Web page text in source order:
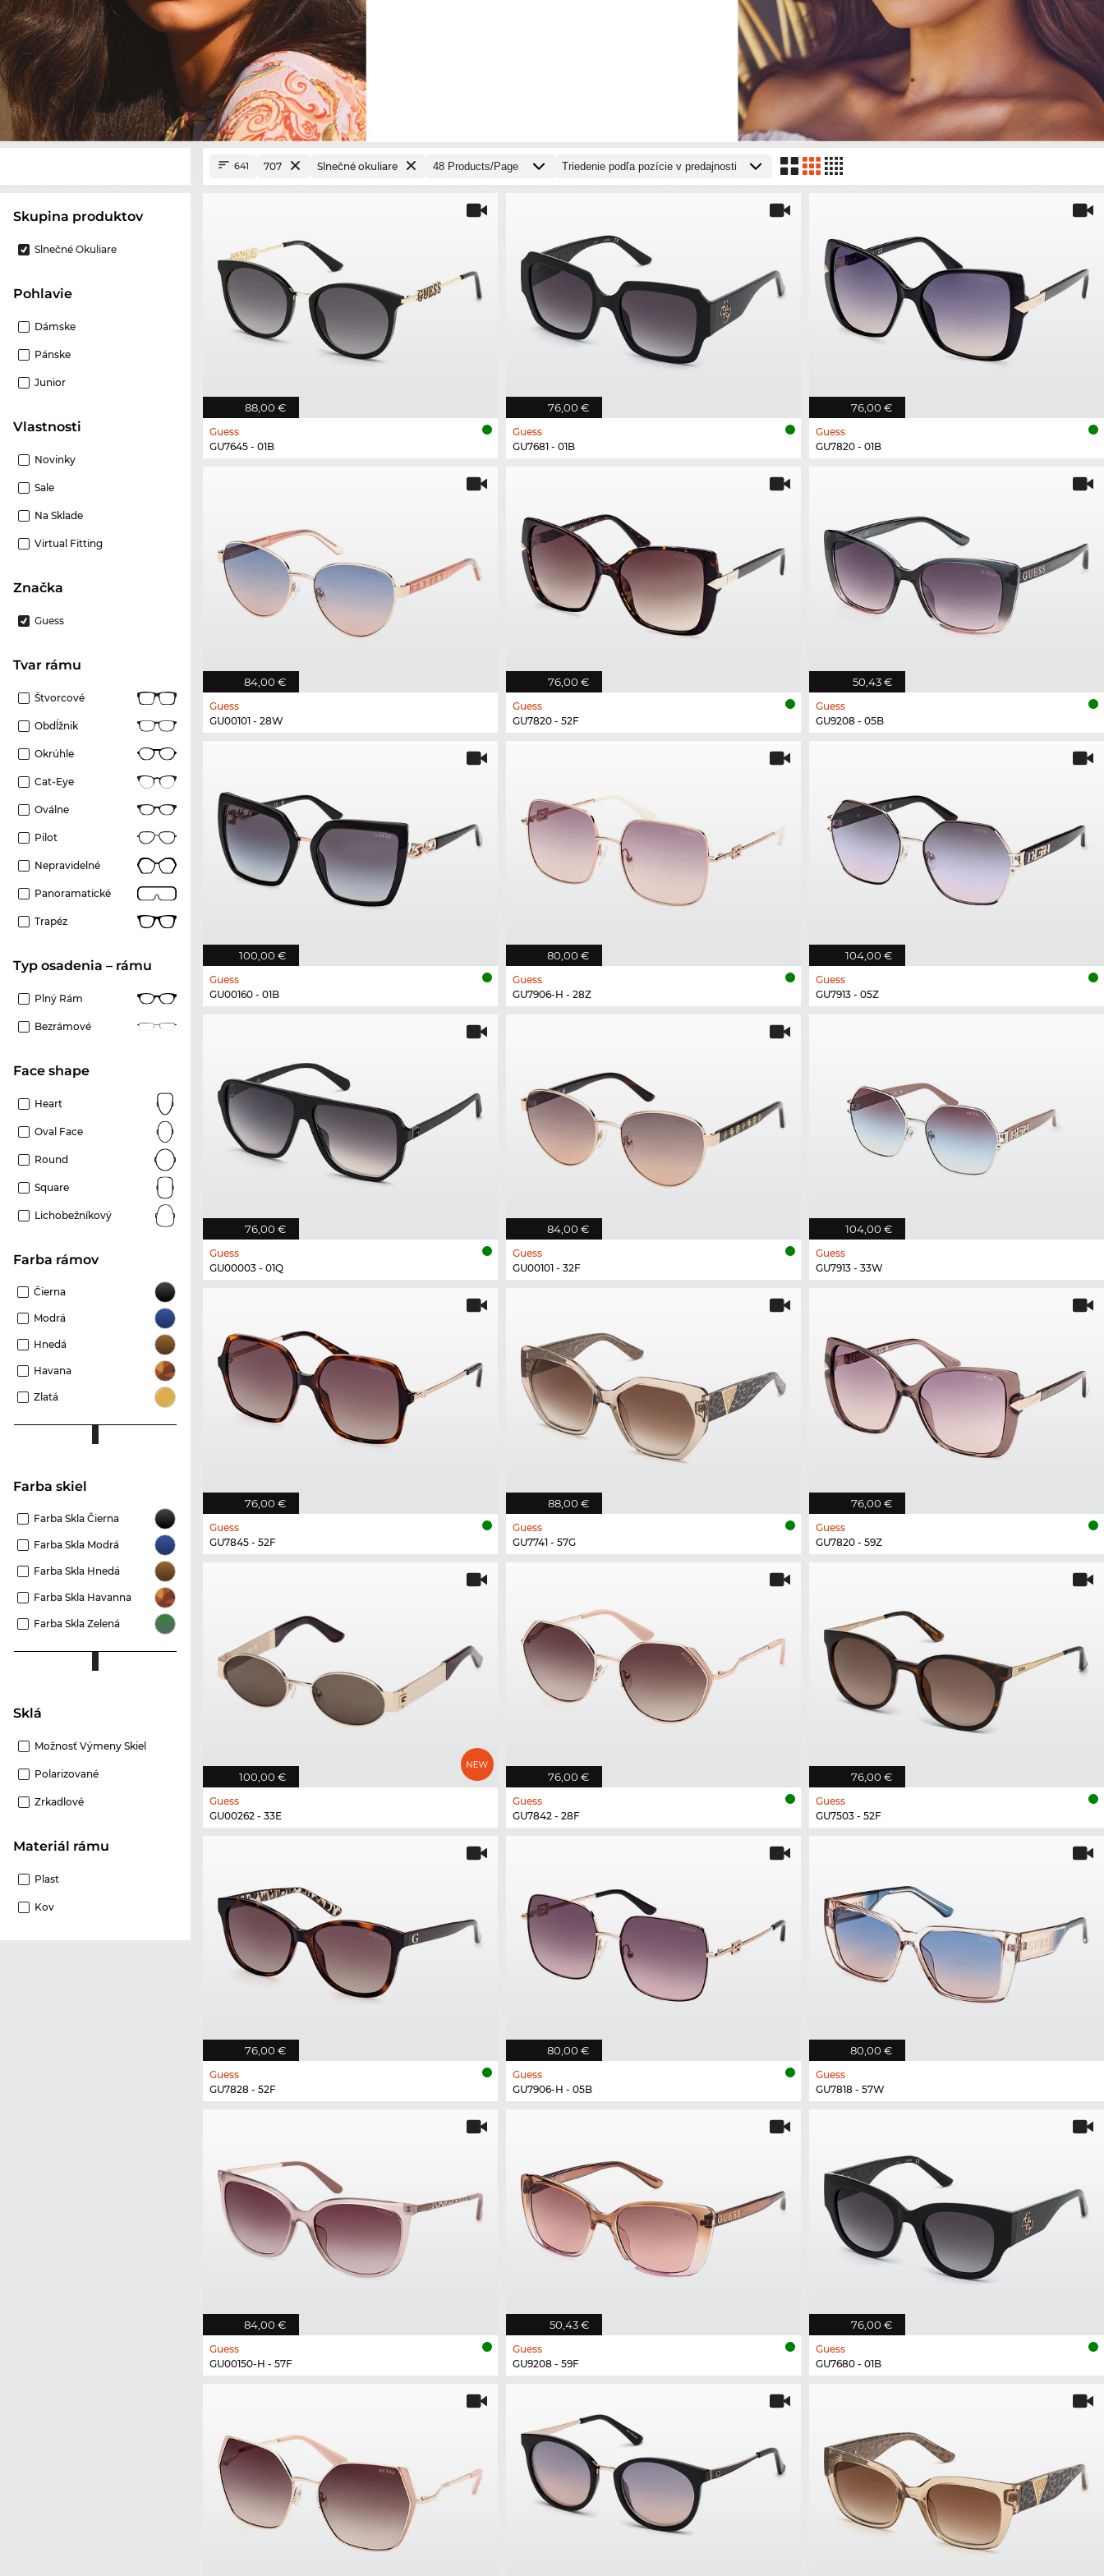
Skupina produktov
Slnečné Okuliare
Pohlavie
Dámske
Pánske
Junior
Vlastnosti
Novinky
Sale
Na Sklade
Virtual Fitting
Značka
Guess
Tvar rámu
Štvorcové
Obdĺžnik
Okrúhle
Cat-Eye
Oválne
Pilot
Nepravidelné
Panoramatické
Trapéz
Typ osadenia – rámu
Plný Rám
Bezrámové
Face shape
Heart
Oval Face
Round
Square
Lichobežníkový
Farba rámov
Čierna
Modrá
Hnedá
Havana
Zlatá
Farba skiel
Farba Skla Čierna
Farba Skla Modrá
Farba Skla Hnedá
Farba Skla Havanna
Farba Skla Zelená
Sklá
Možnosť Výmeny Skiel
Polarizované
Zrkadlové
Materiál rámu
Plast
Kov
641 707 Slnečné okuliare
88,00 €
Guess
GU7645 - 01B
76,00 €
Guess
GU7681 - 01B
76,00 €
Guess
GU7820 - 01B
84,00 €
Guess
GU00101 - 28W
76,00 €
Guess
GU7820 - 52F
50,43 €
Guess
GU9208 - 05B
100,00 €
Guess
GU00160 - 01B
80,00 €
Guess
GU7906-H - 28Z
104,00 €
Guess
GU7913 - 05Z
76,00 €
Guess
GU00003 - 01Q
84,00 €
Guess
GU00101 - 32F
104,00 €
Guess
GU7913 - 33W
76,00 €
Guess
GU7845 - 52F
88,00 €
Guess
GU7741 - 57G
76,00 €
Guess
GU7820 - 59Z
100,00 €
Guess
GU00262 - 33E
76,00 €
Guess
GU7842 - 28F
76,00 €
Guess
GU7503 - 52F
76,00 €
Guess
GU7828 - 52F
80,00 €
Guess
GU7906-H - 05B
80,00 €
Guess
GU7818 - 57W
84,00 €
Guess
GU00150-H - 57F
50,43 €
Guess
GU9208 - 59F
76,00 €
Guess
GU7680 - 01B